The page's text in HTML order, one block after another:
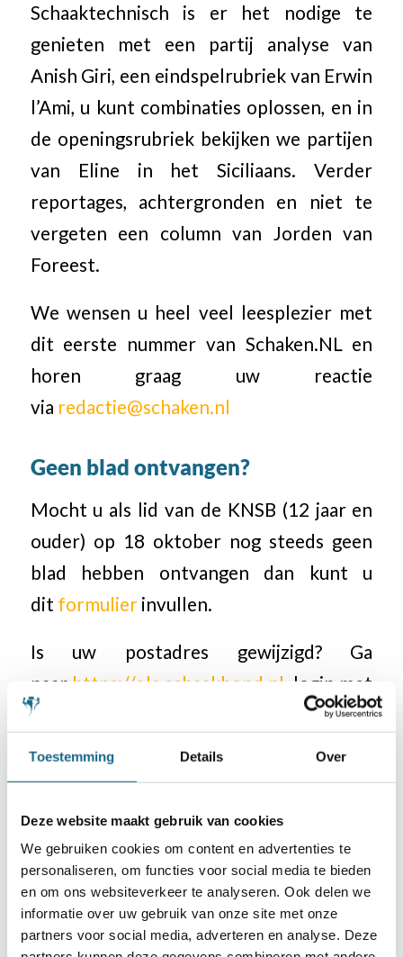
Toestemming Details Over
Deze website maakt gebruik van cookies
We gebruiken cookies om content en advertenties te
personaliseren, om functies voor social media te bieden
en om ons websiteverkeer te analyseren. Ook delen we
informatie over uw gebruik van onze site met onze
partners voor social media, adverteren en analyse. Deze
Schaaktechnisch is er het nodige te
genieten met een partij analyse van
Anish Giri, een eindspelrubriek van Erwin
l’Ami, u kunt combinaties oplossen, en in
de openingsrubriek bekijken we partijen
van Eline in het Siciliaans. Verder
reportages, achtergronden en niet te
vergeten een column van Jorden van
Foreest.
We wensen u heel veel leesplezier met
dit eerste nummer van Schaken.NL en
horen graag uw reactie
via redactie@schaken.nl
Geen blad ontvangen?
Mocht u als lid van de KNSB (12 jaar en
ouder) op 18 oktober nog steeds geen
blad hebben ontvangen dan kunt u
dit formulierinvullen.
Is uw postadres gewijzigd? Ga
naar https://ola.schaakbond.nl , login met
uw relatienummer, als u nog nooit
ingelogd bent geweest, kies dan voor
wachtwoord vergeten. Zo zorgt u ervoor
Berichten Blad Schaken.nl